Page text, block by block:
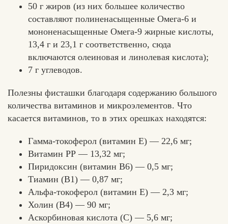
50 г жиров (из них большее количество
составляют полиненасыщенные Омега-6 и
мононенасыщенные Омега-9 жирные кислоты,
13,4 г и 23,1 г соответственно, сюда
включаются олеиновая и линолевая кислота);
7 г углеводов.
Полезны фисташки благодаря содержанию большого
количества витаминов и микроэлементов. Что
касается витаминов, то в этих орешках находятся:
Гамма-токоферол (витамин Е) — 22,6 мг;
Витамин РР — 13,32 мг;
Пиридоксин (витамин В6) — 0,5 мг;
Тиамин (В1) — 0,87 мг;
Альфа-токоферол (витамин Е) — 2,3 мг;
Холин (В4) — 90 мг;
Аскорбиновая кислота (С) — 5,6 мг;